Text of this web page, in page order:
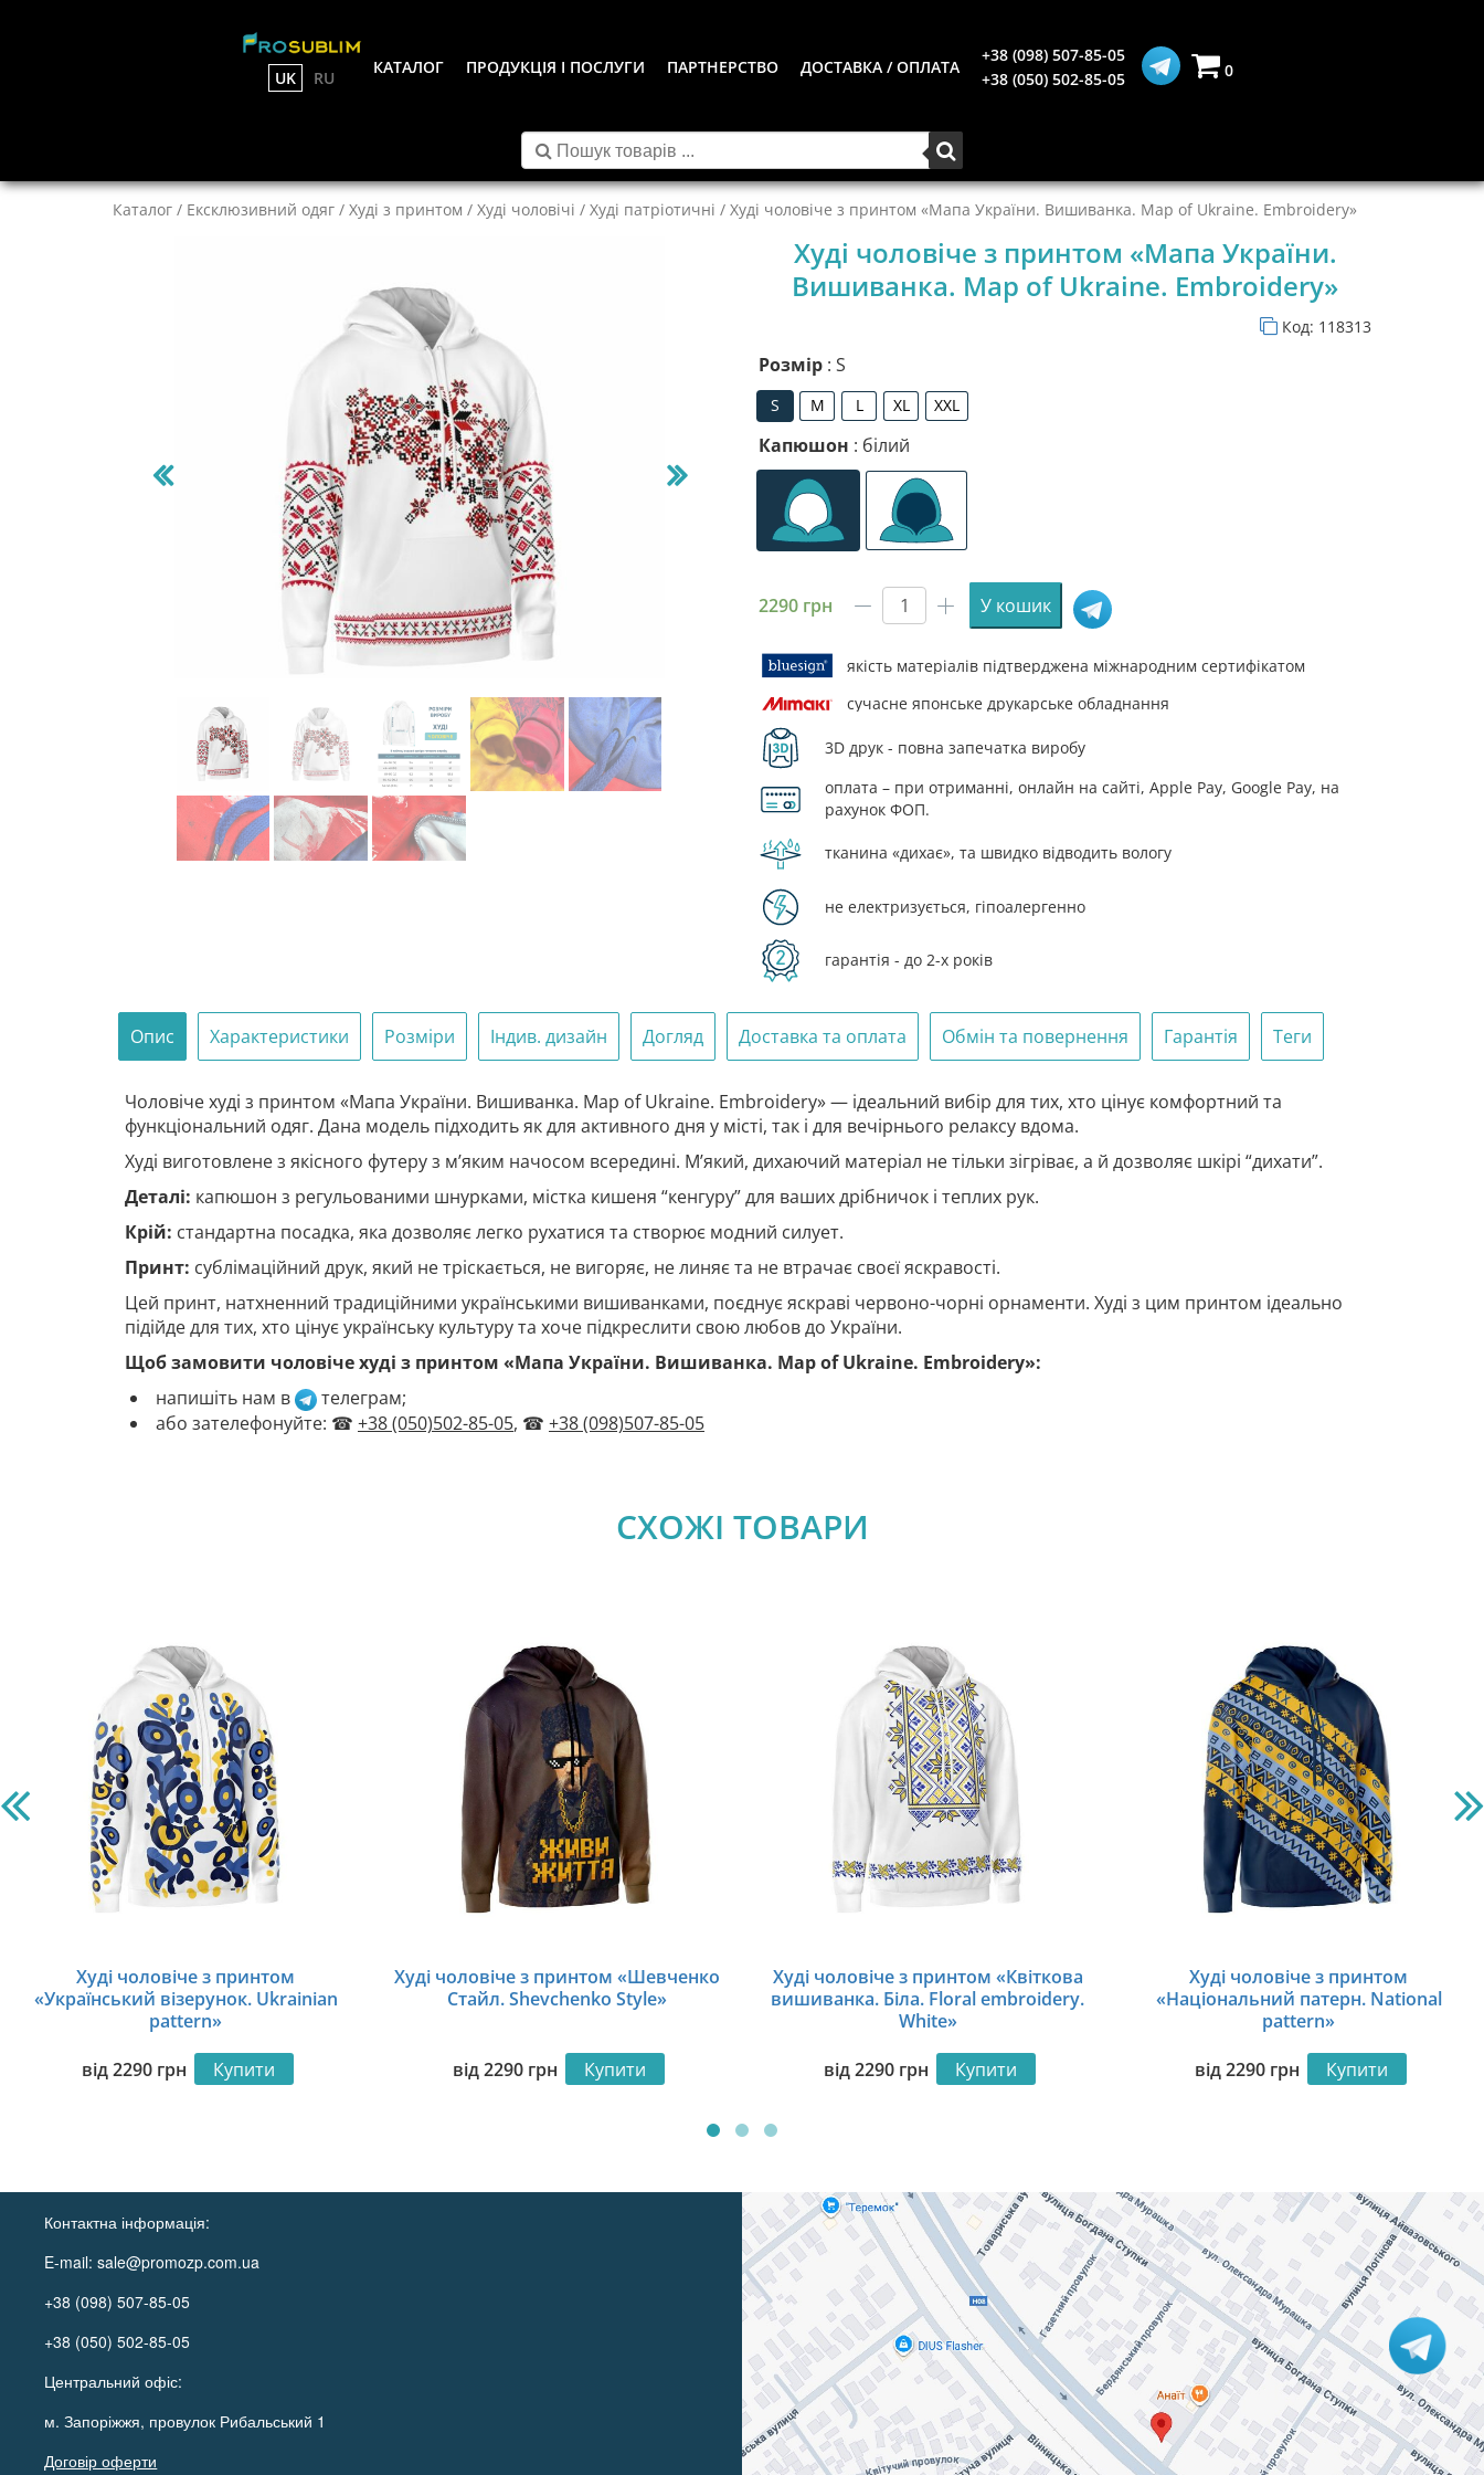
UK RU
КАТАЛОГ ПРОДУКЦІЯ І ПОСЛУГИ ПАРТНЕРСТВО ДОСТАВКА / ОПЛАТА
+38 (098) 507-85-05
+38 (050) 502-85-05
0
Каталог / Ексклюзивний одяг / Худі з принтом / Худі чоловічі / Худі патріотичні / Худі чоловіче з принтом «Мапа України. Вишиванка. Map of Ukraine. Embroidery»
Худі чоловіче з принтом «Мапа України.
Вишиванка. Map of Ukraine. Embroidery»
Код: 118313
Розмір : S
S
S
M
M
L
L
XL
XL
XXL
XXL
Капюшон : білий
2290 грн
Худі
з
«Мапа
Вишиванка.
Map
of
Embroidery»
У кошик
якість матеріалів підтверджена міжнародним сертифікатом
сучасне японське друкарське обладнання
3D друк - повна запечатка виробу
оплата – при отриманні, онлайн на сайті, Apple Pay, Google Pay, на
рахунок ФОП.
тканина «дихає», та швидко відводить вологу
не електризується, гіпоалергенно
гарантія - до 2-х років
Опис Характеристики Розміри Індив. дизайн Догляд Доставка та оплата Обмін та повернення Гарантія Теги
Чоловіче худі з принтом «Мапа України. Вишиванка. Map of Ukraine. Embroidery» — ідеальний вибір для тих, хто цінує комфортний та
функціональний одяг. Дана модель підходить як для активного дня у місті, так і для вечірнього релаксу вдома.
Худі виготовлене з якісного футеру з м’яким начосом всередині. М’який, дихаючий матеріал не тільки зігріває, а й дозволяє шкірі “дихати”.
Деталі: капюшон з регульованими шнурками, містка кишеня “кенгуру” для ваших дрібничок і теплих рук.
Крій: стандартна посадка, яка дозволяє легко рухатися та створює модний силует.
Принт: сублімаційний друк, який не тріскається, не вигоряє, не линяє та не втрачає своєї яскравості.
Цей принт, натхненний традиційними українськими вишиванками, поєднує яскраві червоно-чорні орнаменти. Худі з цим принтом ідеально
підійде для тих, хто цінує українську культуру та хоче підкреслити свою любов до України.
Щоб замовити чоловіче худі з принтом «Мапа України. Вишиванка. Map of Ukraine. Embroidery»:
напишіть нам в
телеграм;
або зателефонуйте: ☎ +38 (050)502-85-05, ☎ +38 (098)507-85-05
СХОЖІ ТОВАРИ
Худі чоловіче з принтом
«Український візерунок. Ukrainian
pattern»
від2290 грн Купити
Худі чоловіче з принтом «Шевченко
Стайл. Shevchenko Style»
від2290 грн Купити
Худі чоловіче з принтом «Квіткова
вишиванка. Біла. Floral embroidery.
White»
від2290 грн Купити
Худі чоловіче з принтом
«Національний патерн. National
pattern»
від2290 грн Купити
Контактна інформація:
E-mail:sale@promozp.com.ua
+38 (098) 507-85-05
+38 (050) 502-85-05
Центральний офіс:
м. Запоріжжя, провулок Рибальський 1
Договір оферти